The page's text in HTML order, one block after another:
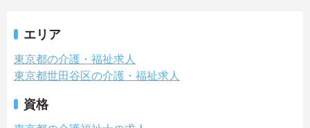
エリア
東京都の介護・福祉求人
東京都世田谷区の介護・福祉求人
資格